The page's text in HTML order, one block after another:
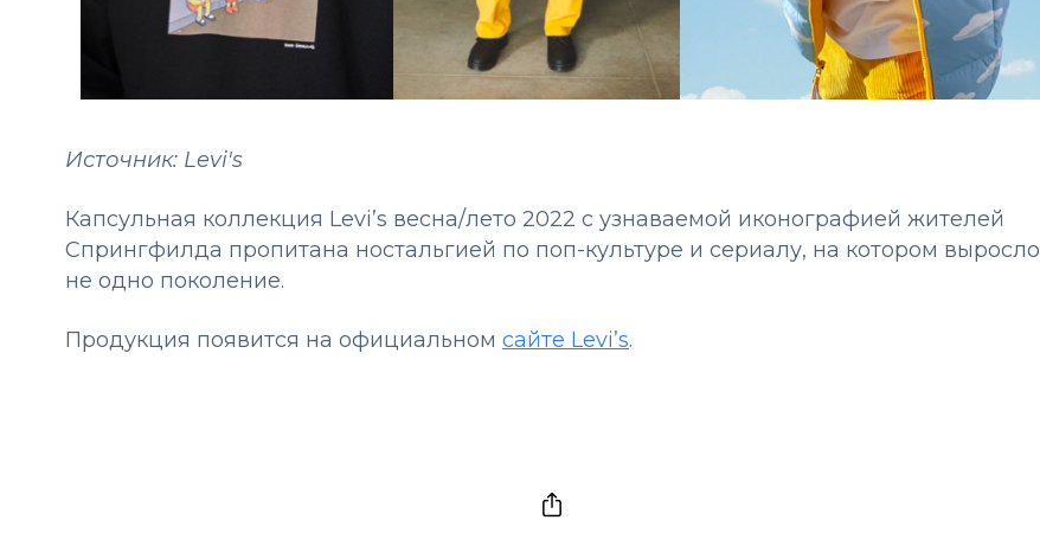
Источник: Levi's
Капсульная коллекция Levi’s весна/лето 2022 с узнаваемой иконографией жителей
Спрингфилда пропитана ностальгией по поп-культуре и сериалу, на котором выросло
не одно поколение.
Продукция появится на официальном сайте Levi’s.